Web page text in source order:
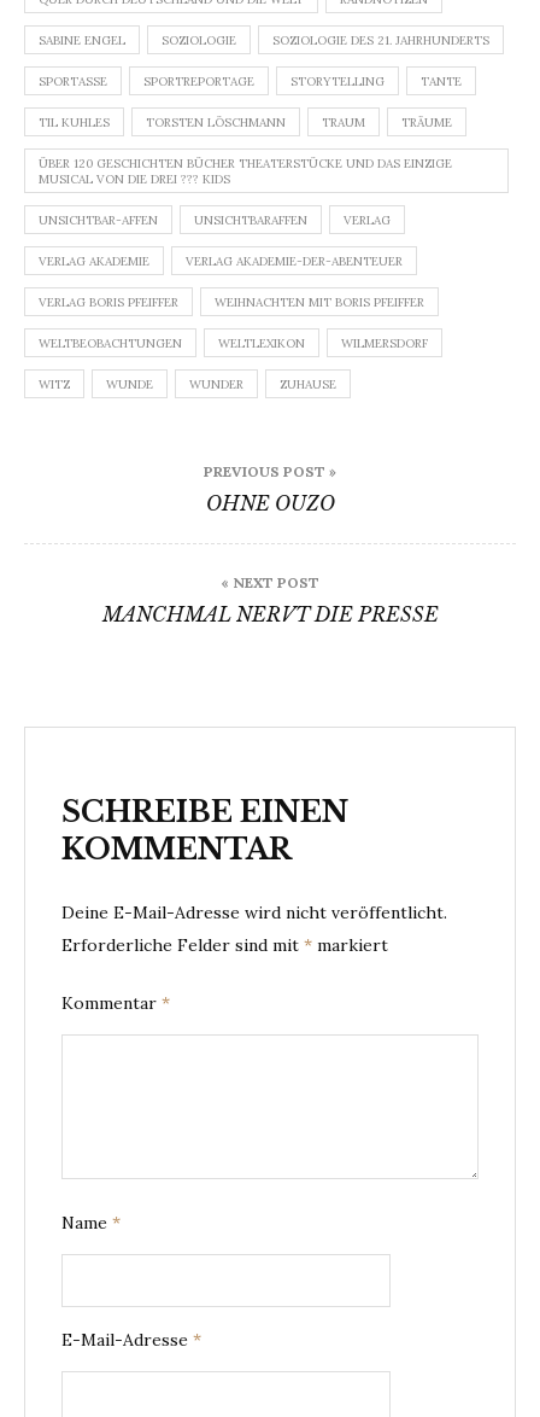
SABINE ENGEL SOZIOLOGIE SOZIOLOGIE DES 21. JAHRHUNDERTS
SPORTASSE SPORTREPORTAGE STORYTELLING TANTE
TIL KUHLES TORSTEN LÖSCHMANN TRAUM TRÄUME
ÜBER 120 GESCHICHTEN BÜCHER THEATERSTÜCKE UND DAS EINZIGE
MUSICAL VON DIE DREI ??? KIDS
UNSICHTBAR-AFFEN UNSICHTBARAFFEN VERLAG
VERLAG AKADEMIE VERLAG AKADEMIE-DER-ABENTEUER
VERLAG BORIS PFEIFFER WEIHNACHTEN MIT BORIS PFEIFFER
WELTBEOBACHTUNGEN WELTLEXIKON WILMERSDORF
WITZ WUNDE WUNDER ZUHAUSE
PREVIOUS POST »
OHNE OUZO
« NEXT POST
MANCHMAL NERVT DIE PRESSE
SCHREIBE EINEN
KOMMENTAR
Deine E-Mail-Adresse wird nicht veröffentlicht.
Erforderliche Felder sind mit * markiert
Kommentar *
Name *
E-Mail-Adresse *